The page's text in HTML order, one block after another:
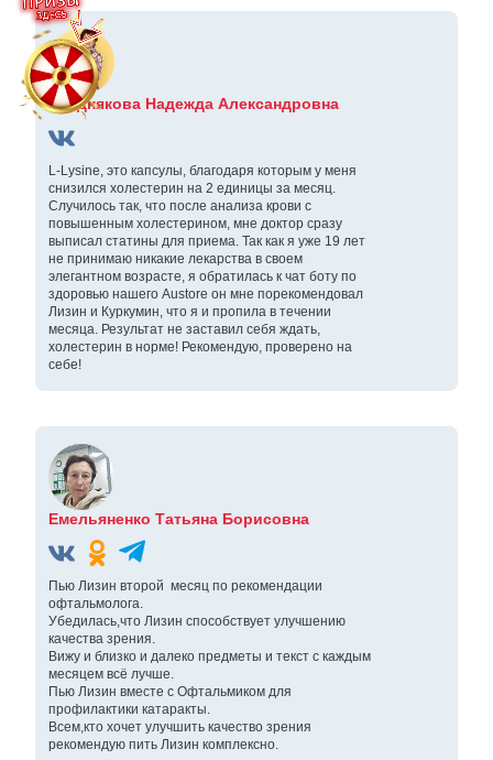
Позднякова Надежда Александровна
L-Lysine, это капсулы, благодаря которым у меня
снизился холестерин на 2 единицы за месяц.
Случилось так, что после анализа крови с
повышенным холестерином, мне доктор сразу
выписал статины для приема. Так как я уже 19 лет
не принимаю никакие лекарства в своем
элегантном возрасте, я обратилась к чат боту по
здоровью нашего Austore он мне порекомендовал
Лизин и Куркумин, что я и пропила в течении
месяца. Результат не заставил себя ждать,
холестерин в норме! Рекомендую, проверено на
себе!
Емельяненко Татьяна Борисовна
Пью Лизин второй месяц по рекомендации
офтальмолога.
Убедилась,что Лизин способствует улучшению
качества зрения.
Вижу и близко и далеко предметы и текст с каждым
месяцем всё лучше.
Пью Лизин вместе с Офтальмиком для
профилактики катаракты.
Всем,кто хочет улучшить качество зрения
рекомендую пить Лизин комплексно.